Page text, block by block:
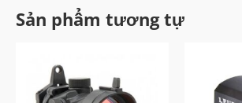
Sản phẩm tương tự